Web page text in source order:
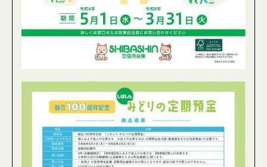
東京にこそ緑が必要
交付金事業・普及啓発事業
業）
緑化運動ポスター原画募集
企業の皆様の緑化活動について
報告事項
緑の募金計画及び結果の公告